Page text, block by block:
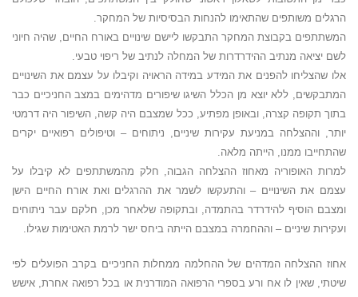
הרגלים משותפים שהתאימו להנחות הבסיסיות של המחקר.
המשתתפים בקבוצת המחקר התבקשו ליישם שינויים באורח החיים, שהיה חיוני
לשם יציאה מנתיב ההידרדרות של המחלה לנתיב של ריפוי טבעי.
אלו שהצליחו להפנים את המידע במידה הראויה וקיבלו על עצמם את השינויים
המתבקשים, ללא יוצא מן הכלל השיגו שיפורים מדהימים במצב החניכיים כבר
בתוך תקופה קצרה, ובאופן מפתיע, ככל שמצבם היה קשה, השיפור היה דרמטי
יותר, וההצלחה במניעת עקירות שיניים, ניתוחים – וטיפולים רפואיים יקרים
שהתחייבו ממנו, הייתה מלאה.
למרות האופוריה מאחוז ההצלחה הגבוה, חלק מהמשתתפים לא קיבלו על
עצמם את השינויים – והתעקשו לשמר את ההרגלים ואת אורח החיים הישן
ומצבם הוסיף להידרדר בהתמדה, ובתקופה שלאחר מכן, חלקם עבר ניתוחים
ועקירות שיניים – וההחמרה במצבם הייתה ביחס ישר לרמת האטימות שגילו.
אחוז ההצלחה המדהים של ההחלמה ממחלות החניכיים בקרב הפועלים לפי
שיטתי, שאין לו אח ורע בספרי הרפואה המודרנית או בכל רפואה אחרת, אישש